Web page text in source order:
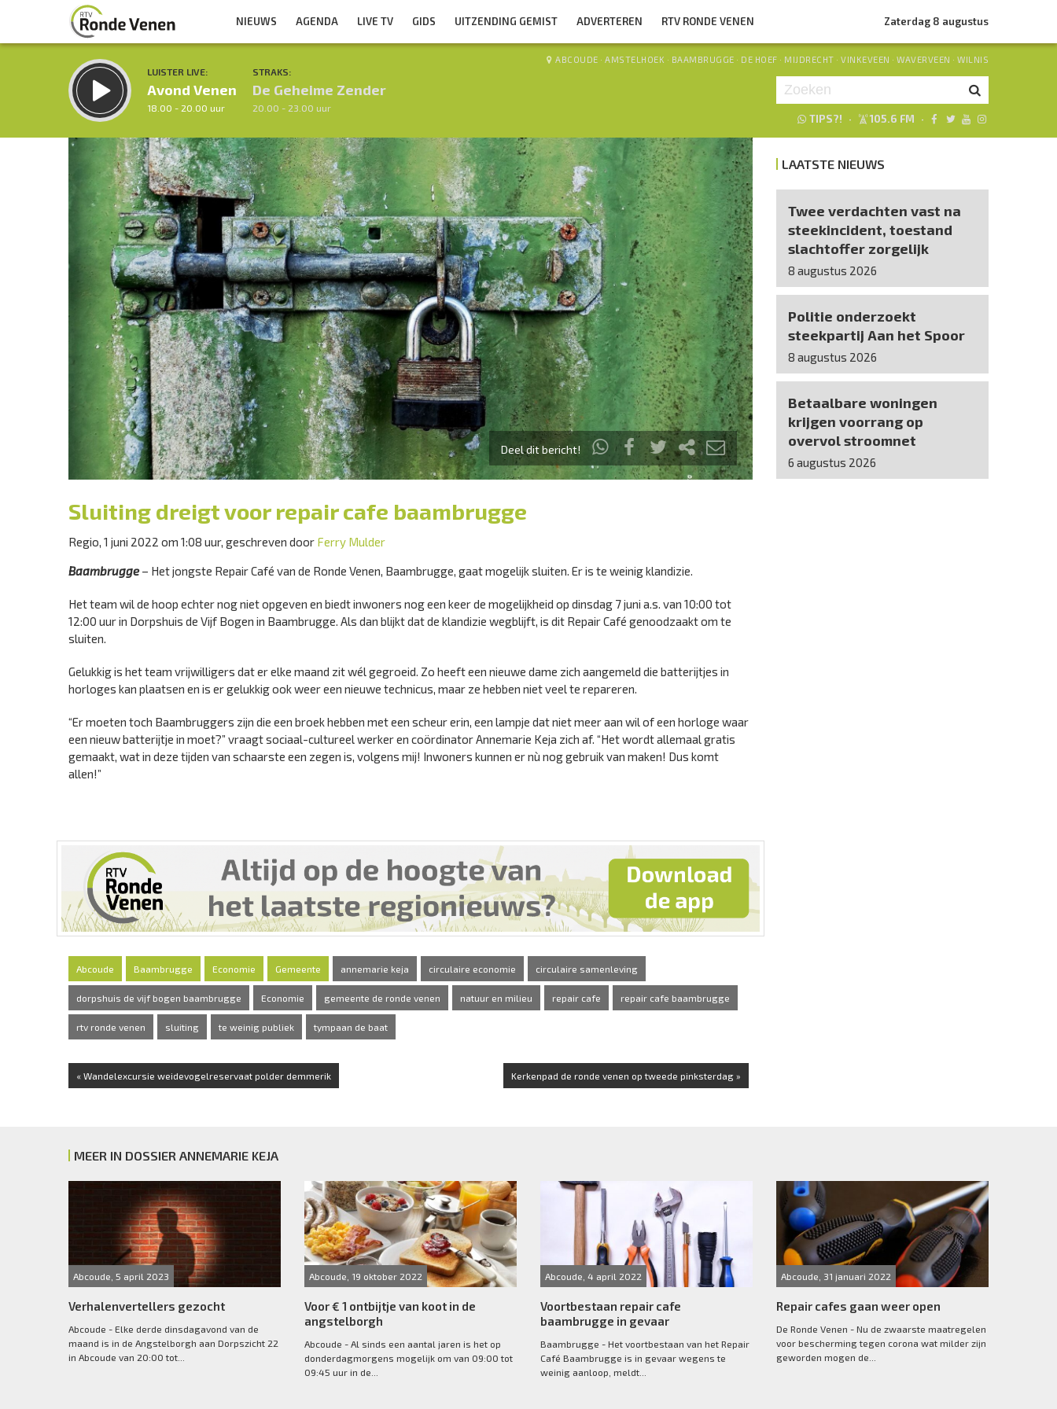
NIEUWS AGENDA LIVE TV GIDS UITZENDING GEMIST ADVERTEREN RTV RONDE VENEN Zaterdag 8 augustus
LUISTER LIVE:
Avond Venen
18.00 - 20.00 uur
STRAKS:
De Geheime Zender
20.00 - 23.00 uur
ABCOUDE · AMSTELHOEK · BAAMBRUGGE · DE HOEF · MIJDRECHT · VINKEVEEN · WAVERVEEN · WILNIS
TIPS?! · 105.6 FM ·
Inklappen
Deel dit bericht!
Sluiting dreigt voor repair cafe baambrugge
Regio, 1 juni 2022 om 1:08 uur, geschreven door Ferry Mulder
Baambrugge– Het jongste Repair Café van de Ronde Venen, Baambrugge, gaat mogelijk sluiten. Er is te weinig klandizie.
Het team wil de hoop echter nog niet opgeven en biedt inwoners nog een keer de mogelijkheid op dinsdag 7 juni a.s. van 10:00 tot
12:00 uur in Dorpshuis de Vijf Bogen in Baambrugge. Als dan blijkt dat de klandizie wegblijft, is dit Repair Café genoodzaakt om te
sluiten.
Gelukkig is het team vrijwilligers dat er elke maand zit wél gegroeid. Zo heeft een nieuwe dame zich aangemeld die batterijtjes in
horloges kan plaatsen en is er gelukkig ook weer een nieuwe technicus, maar ze hebben niet veel te repareren.
“Er moeten toch Baambruggers zijn die een broek hebben met een scheur erin, een lampje dat niet meer aan wil of een horloge waar
een nieuw batterijtje in moet?” vraagt sociaal-cultureel werker en coördinator Annemarie Keja zich af. “Het wordt allemaal gratis
gemaakt, wat in deze tijden van schaarste een zegen is, volgens mij! Inwoners kunnen er nù nog gebruik van maken! Dus komt
allen!”
Abcoude Baambrugge Economie Gemeente annemarie keja circulaire economie circulaire samenleving
dorpshuis de vijf bogen baambrugge Economie gemeente de ronde venen natuur en milieu repair cafe repair cafe baambrugge
rtv ronde venen sluiting te weinig publiek tympaan de baat
« Wandelexcursie weidevogelreservaat polder demmerik Kerkenpad de ronde venen op tweede pinksterdag »
LAATSTE NIEUWS
Twee verdachten vast na
steekincident, toestand
slachtoffer zorgelijk
8 augustus 2026
Politie onderzoekt
steekpartij Aan het Spoor
8 augustus 2026
Betaalbare woningen
krijgen voorrang op
overvol stroomnet
6 augustus 2026
MEER IN DOSSIER ANNEMARIE KEJA
Abcoude, 5 april 2023
Verhalenvertellers gezocht
Abcoude - Elke derde dinsdagavond van de
maand is in de Angstelborgh aan Dorpszicht 22
in Abcoude van 20:00 tot...
Abcoude, 19 oktober 2022
Voor € 1 ontbijtje van koot in de
angstelborgh
Abcoude - Al sinds een aantal jaren is het op
donderdagmorgens mogelijk om van 09:00 tot
09:45 uur in de...
Abcoude, 4 april 2022
Voortbestaan repair cafe
baambrugge in gevaar
Baambrugge - Het voortbestaan van het Repair
Café Baambrugge is in gevaar wegens te
weinig aanloop, meldt...
Abcoude, 31 januari 2022
Repair cafes gaan weer open
De Ronde Venen - Nu de zwaarste maatregelen
voor bescherming tegen corona wat milder zijn
geworden mogen de...